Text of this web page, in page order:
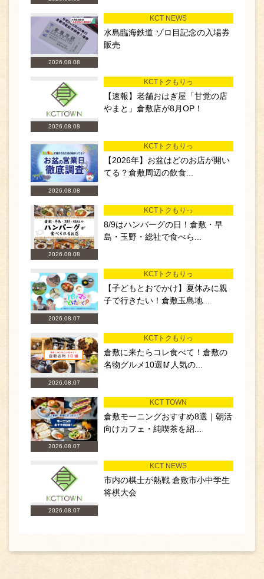
2026.08.08
KCT NEWS
水島臨海鉄道 ゾロ目記念の入場券
販売
2026.08.08
KCTトクもりっ
【速報】老舗おはぎ屋「甘党の店
やまと」倉敷店が8月OP！
2026.08.08
KCTトクもりっ
【2026年】お盆はどのお店が開い
てる？倉敷周辺の飲食...
2026.08.08
KCTトクもりっ
8/9はハンバーグの日！倉敷・早
島・玉野・総社で食べら...
2026.08.07
KCTトクもりっ
【子どもとおでかけ】夏休みに親
子で行きたい！倉敷玉島地...
2026.08.07
KCTトクもりっ
倉敷に来たらコレ食べて！倉敷の
名物グルメ10選🥢人気の...
2026.08.07
KCT TOWN
倉敷モーニングおすすめ8選｜朝活
向けカフェ・純喫茶を紹...
2026.08.07
KCT NEWS
市内の棋士が熱戦 倉敷市小中学生
将棋大会